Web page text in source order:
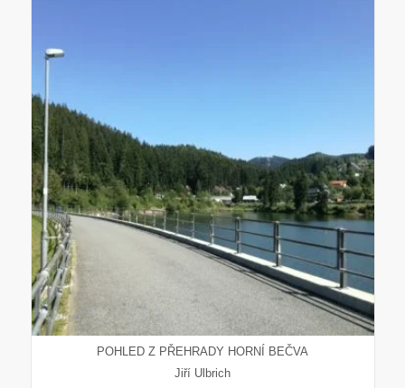
POHLED Z PŘEHRADY HORNÍ BEČVA
Jiří Ulbrich